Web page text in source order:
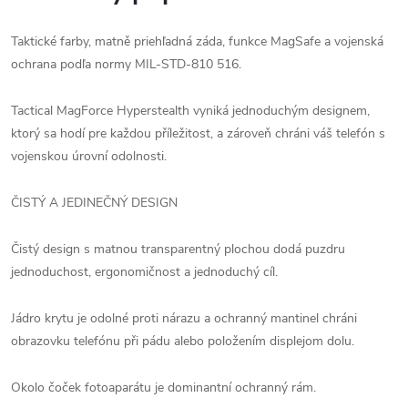
Taktické farby, matně priehľadná záda, funkce MagSafe a vojenská
ochrana podľa normy MIL-STD-810 516.
Tactical MagForce Hyperstealth vyniká jednoduchým designem,
ktorý sa hodí pre každou příležitost, a zároveň chráni váš telefón s
vojenskou úrovní odolnosti.
ČISTÝ A JEDINEČNÝ DESIGN
Čistý design s matnou transparentný plochou dodá puzdru
jednoduchost, ergonomičnost a jednoduchý cíl.
Jádro krytu je odolné proti nárazu a ochranný mantinel chráni
obrazovku telefónu při pádu alebo položením displejom dolu.
Okolo čoček fotoaparátu je dominantní ochranný rám.